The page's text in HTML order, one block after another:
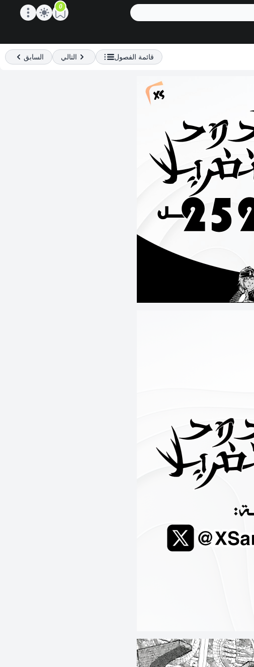
Open main menu
0
Previous
السابق التالي
Next
قائمة الفصول